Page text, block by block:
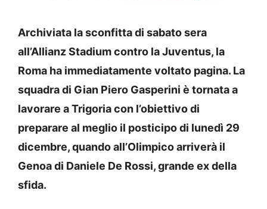
Archiviata la sconfitta di sabato sera
all’Allianz Stadium contro la Juventus, la
Roma ha immediatamente voltato pagina. La
squadra di Gian Piero Gasperini è tornata a
lavorare a Trigoria con l’obiettivo di
preparare al meglio il posticipo di lunedì 29
dicembre, quando all’Olimpico arriverà il
Genoa di Daniele De Rossi, grande ex della
sfida.